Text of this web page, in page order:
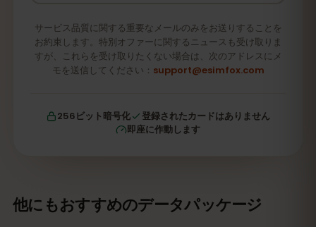
サービス品質に関する重要なメールのみをお送りすることを
お約束します。特別オファーに関するニュースも受け取りま
すが、これらを受け取りたくない場合は、次のアドレスにメ
モを送信してください： support@esimfox.com
256ビット暗号化
登録されたカードはありません
即座に作動します
他にもおすすめのデータパッケージ